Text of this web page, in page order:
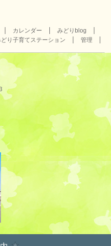
カレンダー
みどりblog
どり子育てステーション 管理